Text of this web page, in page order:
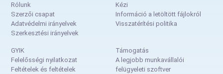
Rólunk
Szerzői csapat
Adatvédelmi irányelvek
Szerkesztési irányelvek
Kézi
Információ a letöltött fájlokról
Visszatérítési politika
GYIK
Felelősségi nyilatkozat
Feltételek és feltételek
Támogatás
A legjobb munkavállalói
felügyeleti szoftver